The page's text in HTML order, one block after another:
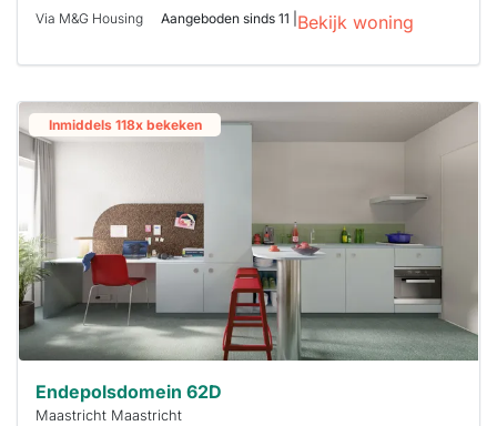
Via M&G Housing Aangeboden sinds 11 | Bekijk woning
Inmiddels 118x bekeken
Endepolsdomein 62D
Maastricht Maastricht